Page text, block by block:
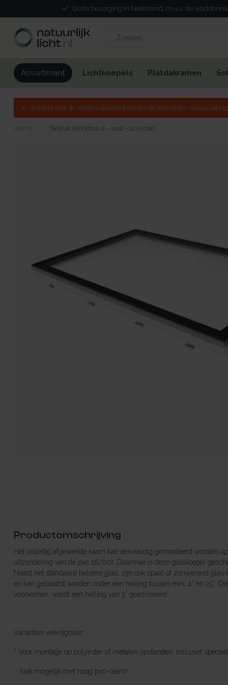
Gratis bezorging in Nederland, m.u.v. de
Assortiment Lichtkoepels Platdakramen
In verband met de zomervakantie kunnen de levertijden helaas iets
Home Skylux iWindow 2 - vast - 120x140
Productomschrijving
Het volledig afgewerkte raam kan eenvoudig gemonteerd worden
uitzondering van de pvc 16/00). Daarmee is deze glaskoepel
Naast het standaard heldere glas, zijn ook opaal of zonwerend
en kan geplaatst worden onder een helling tussen min. 4° en 25°.
voorkomen, wordt een helling van 5° geadviseerd.
Varianten verkrijgbaar:
* Voor montage op polyester of metalen opstanden, inclusief
(ook mogelijk met hoog pvc-raam)